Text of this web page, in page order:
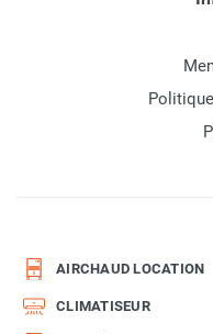
AIRCHAUD LOCATION
CLIMATISEUR